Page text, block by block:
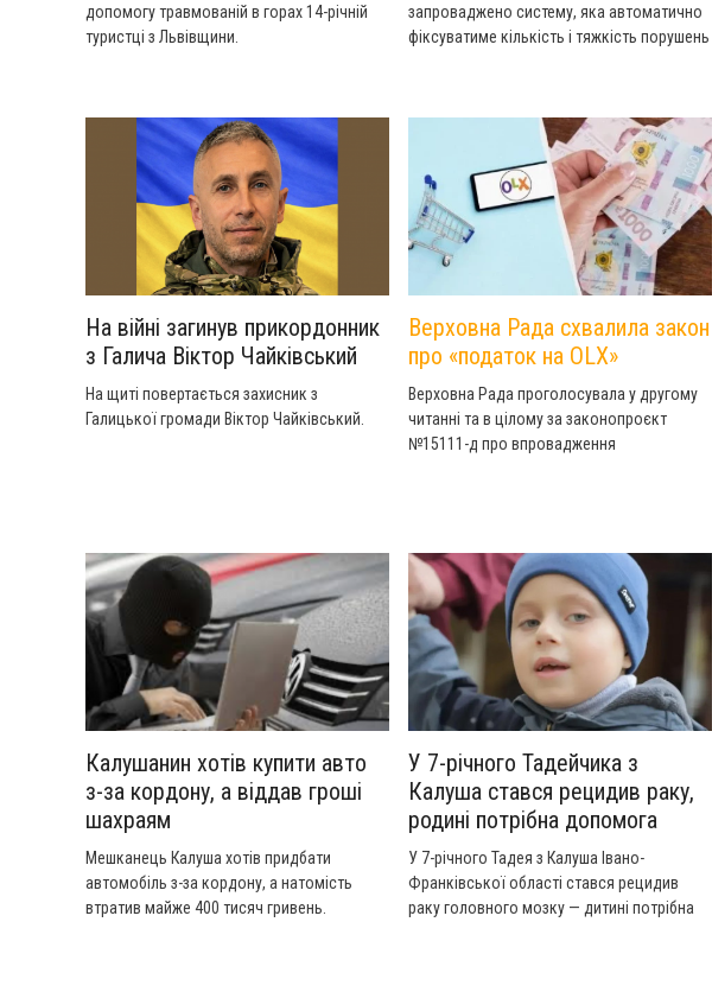
допомогу травмованій в горах 14-річній
туристці з Львівщини.
запроваджено систему, яка автоматично
фіксуватиме кількість і тяжкість порушень
На війні загинув прикордонник
з Галича Віктор Чайківський
На щиті повертається захисник з
Галицької громади Віктор Чайківський.
Верховна Рада схвалила закон
про «податок на OLX»
Верховна Рада проголосувала у другому
читанні та в цілому за законопроєкт
№15111-д про впровадження
Калушанин хотів купити авто
з-за кордону, а віддав гроші
шахраям
Мешканець Калуша хотів придбати
автомобіль з-за кордону, а натомість
втратив майже 400 тисяч гривень.
У 7-річного Тадейчика з
Калуша стався рецидив раку,
родині потрібна допомога
У 7-річного Тадея з Калуша Івано-
Франківської області стався рецидив
раку головного мозку — дитині потрібна